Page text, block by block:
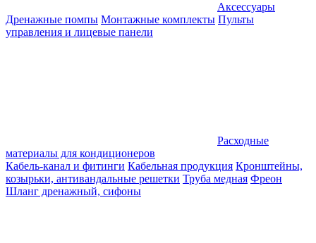
Аксессуары
Дренажные помпы Монтажные комплекты Пульты
управления и лицевые панели
Расходные
материалы для кондиционеров
Кабель-канал и фитинги Кабельная продукция Кронштейны,
козырьки, антивандальные решетки Труба медная Фреон
Шланг дренажный, сифоны